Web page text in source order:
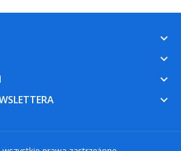
keyboard_arrow_down
keyboard_arrow_down
keyboard_arrow_down
keyboard_arrow_down